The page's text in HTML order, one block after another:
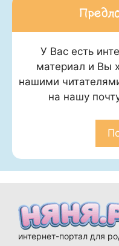
У Вас есть
материал и Вы
нашими
на нашу
интернет-портал для